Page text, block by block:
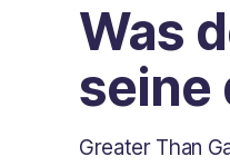
Was
seine
Greater Than